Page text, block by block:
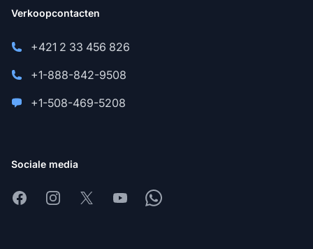
Verkoopcontacten
+421 2 33 456 826
+1-888-842-9508
+1-508-469-5208
Sociale media
FacebookInstagram
X YoutubeWhatsapp